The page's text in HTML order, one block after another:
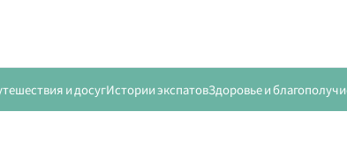
и досугИстории экспатовЗдоровье и